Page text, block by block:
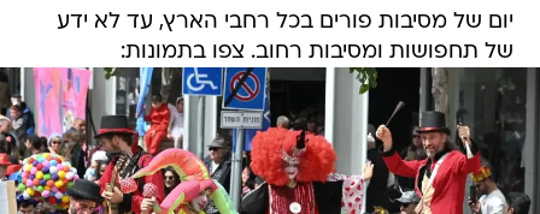
יום של מסיבות פורים בכל רחבי הארץ, עד לא ידע
של תחפושות ומסיבות רחוב. צפו בתמונות: